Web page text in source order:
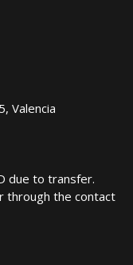
Valencia
due to transfer.
through the contact